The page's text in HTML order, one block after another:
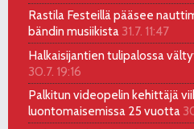
Rastila Festeillä pääsee
bändin musiikista 31.7. 11:47
Halkaisijantien tulipalossa
30.7. 19:16
Palkitun videopelin kehittäjä
luontomaisemissa 25 vuotta